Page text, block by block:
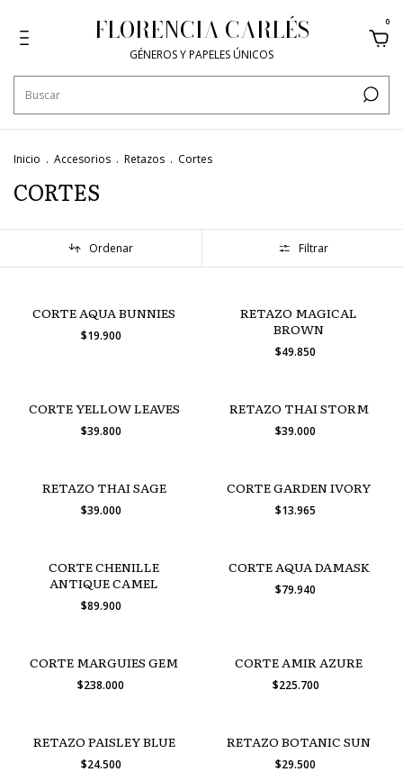
FLORENCIA CARLÉS
GÉNEROS Y PAPELES ÚNICOS
0
Inicio . Accesorios . Retazos . Cortes
CORTES
Ordenar Filtrar
CORTE AQUA BUNNIES
$19.900
RETAZO MAGICAL
BROWN
$49.850
CORTE YELLOW LEAVES
$39.800
RETAZO THAI STORM
$39.000
RETAZO THAI SAGE
$39.000
CORTE GARDEN IVORY
$13.965
CORTE CHENILLE
ANTIQUE CAMEL
$89.900
CORTE AQUA DAMASK
$79.940
CORTE MARGUIES GEM
$238.000
CORTE AMIR AZURE
$225.700
RETAZO PAISLEY BLUE
$24.500
RETAZO BOTANIC SUN
$29.500